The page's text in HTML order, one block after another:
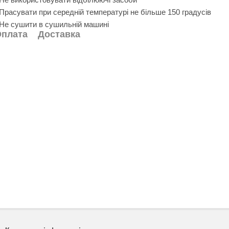
при середній температурі не більше 150 градусів
сушити в сушильній машині
Доставка